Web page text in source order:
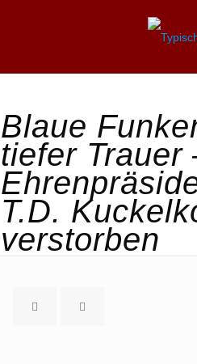
Blaue
tiefer Trauer
T.D.
verstorben